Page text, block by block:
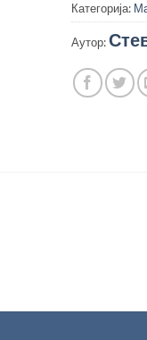
Категорија:
Аутор: